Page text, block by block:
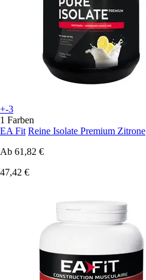
+-3
1 Farben
EA Fit Reine Isolate Premium Zitrone
Ab 61,82 €
47,42 €